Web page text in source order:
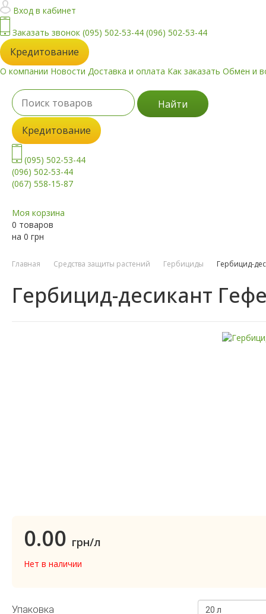
Вход в кабинет
Заказать звонок (095) 502-53-44 (096) 502-53-44
Кредитование
О компании Новости Доставка и оплата Как заказать Обмен и
Найти
Кредитование
(095) 502-53-44
(096) 502-53-44
(067) 558-15-87
Моя корзина
0 товаров
на 0 грн
Главная Средства защиты растений Гербициды Гербицид-
Гербицид-десикант
0.00 грн/л
Нет в наличии
Упаковка 20 л